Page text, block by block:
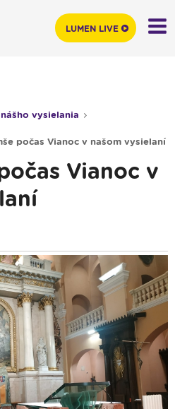
vysielania
počas Vianoc v našom vysielaní
Vianoc v
LUMEN LIVE